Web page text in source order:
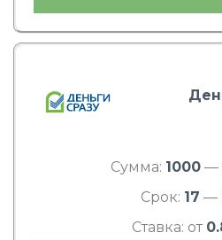
Сумма: 1000 —
Срок: 17 —
Ставка: от